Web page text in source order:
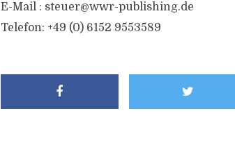
E-Mail : steuer@wwr-publishing.de
Telefon: +49 (0) 6152 9553589